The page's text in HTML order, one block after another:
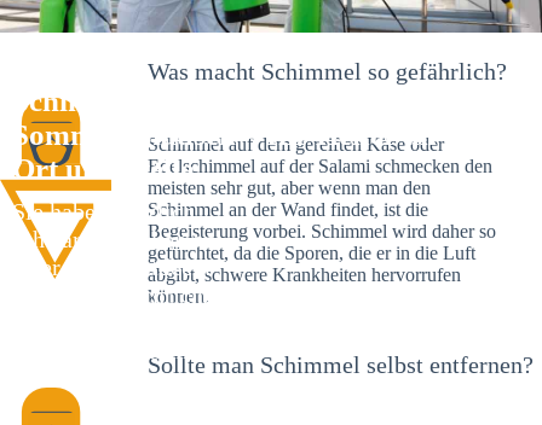
Schimmelexperte in
Sommertshausen – Ihr Helfer an
Ort und Stelle
Sie haben kürzlich
schwarze Flecken an
Ihrer Wand entdeckt?
Schlechte Nachrichten:
Schimmelbefall in
Was macht Schimmel so gefährlich?
Schimmel auf dem gereiften Käse oder
Edelschimmel auf der Salami schmecken den
meisten sehr gut, aber wenn man den
Schimmel an der Wand findet, ist die
Begeisterung vorbei. Schimmel wird daher so
gefürchtet, da die Sporen, die er in die Luft
abgibt, schwere Krankheiten hervorrufen
können.
Sollte man Schimmel selbst entfernen?